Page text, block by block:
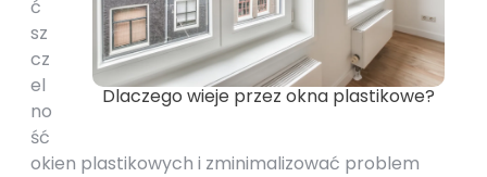
Dlaczego wieje przez okna plastikowe?
ć
sz
cz
el
no
ść
okien plastikowych i zminimalizować problem